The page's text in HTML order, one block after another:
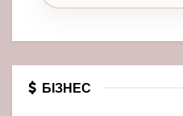
БІЗНЕС